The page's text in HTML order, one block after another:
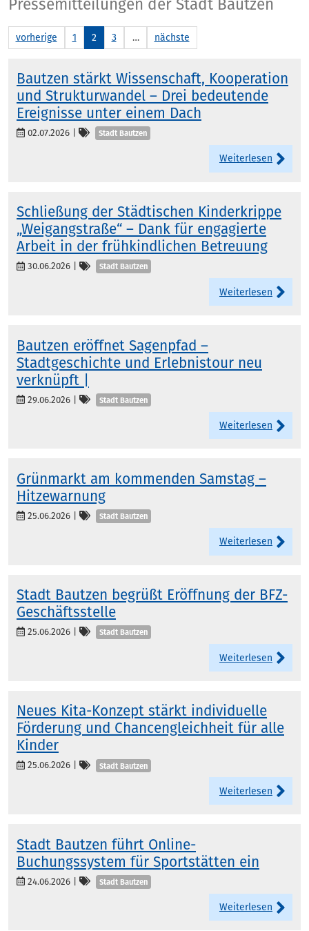
Pressemitteilungen der Stadt Bautzen
vorherige 1 2 3 … nächste
Bautzen stärkt Wissenschaft, Kooperation
und Strukturwandel – Drei bedeutende
Ereignisse unter einem Dach
02.07.2026 Kategorien
Stadt Bautzen
Weiterlesen
Schließung der Städtischen Kinderkrippe
„Weigangstraße“ – Dank für engagierte
Arbeit in der frühkindlichen Betreuung
30.06.2026 Kategorien
Stadt Bautzen
Weiterlesen
Bautzen eröffnet Sagenpfad –
Stadtgeschichte und Erlebnistour neu
verknüpft |
29.06.2026 Kategorien
Stadt Bautzen
Weiterlesen
Grünmarkt am kommenden Samstag –
Hitzewarnung
25.06.2026 Kategorien
Stadt Bautzen
Weiterlesen
Stadt Bautzen begrüßt Eröffnung der BFZ-
Geschäftsstelle
25.06.2026 Kategorien
Stadt Bautzen
Weiterlesen
Neues Kita-Konzept stärkt individuelle
Förderung und Chancengleichheit für alle
Kinder
25.06.2026 Kategorien
Stadt Bautzen
Weiterlesen
Stadt Bautzen führt Online-
Buchungssystem für Sportstätten ein
24.06.2026 Kategorien
Stadt Bautzen
Weiterlesen